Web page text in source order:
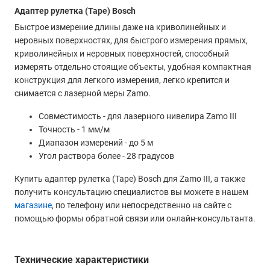
Адаптер рулетка (Tape) Bosch
Быстрое измерение длины даже на криволинейных и
неровных поверхностях, для быстрого измерения прямых,
криволинейных и неровных поверхностей, способный
измерять отдельно стоящие объекты, удобная компактная
конструкция для легкого измерения, легко крепится и
снимается с лазерной меры Zamo.
Совместимость - для лазерного нивелира Zamo III
Точность - 1 мм/м
Диапазон измерений - до 5 м
Угол раствора более - 28 градусов
Купить адаптер рулетка (Tape) Bosch для Zamo III, а также
получить консультацию специалистов вы можете в нашем
магазине, по телефону или непосредственно на сайте с
помощью формы обратной связи или онлайн-консультанта.
Технические характеристики